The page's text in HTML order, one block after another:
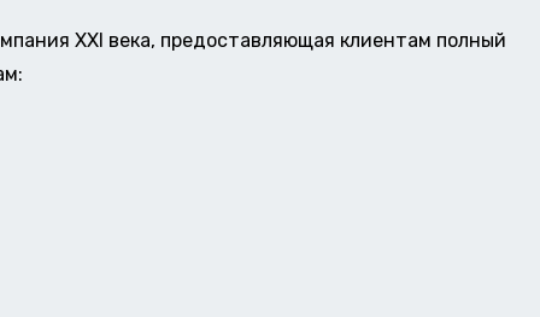
XXI века, предоставляющая клиентам полный